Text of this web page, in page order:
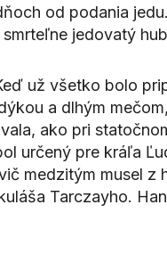
od podania
jedovatý
už všetko bolo
a dlhým
ako pri
určený pre kráľa
medzitým musel
Tarczayho.